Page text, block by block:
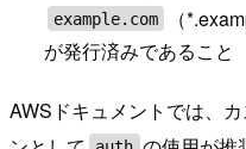
example.com
（
が発行済みであること
AWSドキュメントでは、